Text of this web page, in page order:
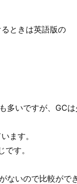
ときは英語版の
多いですが、GC
ます。
す。
いので比較がで